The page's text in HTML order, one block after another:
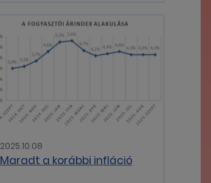
2025.10.08
Maradt a korábbi infláció